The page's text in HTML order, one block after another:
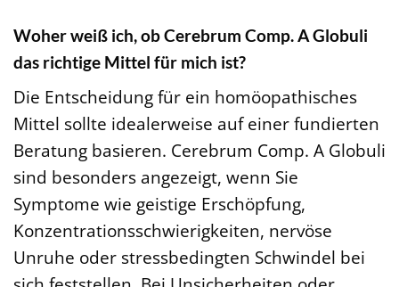
Woher weiß ich, ob Cerebrum Comp. A Globuli
das richtige Mittel für mich ist?
Die Entscheidung für ein homöopathisches
Mittel sollte idealerweise auf einer fundierten
Beratung basieren. Cerebrum Comp. A Globuli
sind besonders angezeigt, wenn Sie
Symptome wie geistige Erschöpfung,
Konzentrationsschwierigkeiten, nervöse
Unruhe oder stressbedingten Schwindel bei